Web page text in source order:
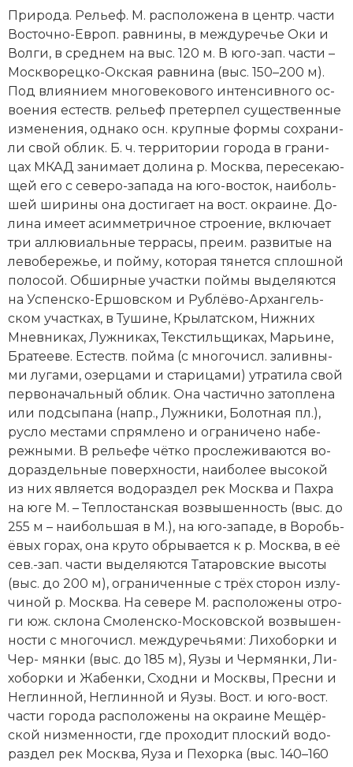
При­ро­да. Рель­еф. М. рас­по­ло­же­на в центр. час­ти
Вос­точ­но-Ев­роп. рав­ни­ны, в ме­ж­ду­ре­чье Оки и
Вол­ги, в сред­нем на выс. 120 м. В юго-зап. ча­сти –
Мос­кво­рец­ко-Окс­кая рав­ни­на (выс. 150–200 м).
Под влия­ни­ем мно­го­ве­ко­во­го ин­тен­сив­но­го ос­
вое­ния ес­теств. рель­еф пре­тер­пел су­ще­ст­вен­ные
из­ме­не­ния, од­на­ко осн. круп­ные фор­мы со­хра­ни­
ли свой об­лик. Б. ч. тер­ри­то­рии го­ро­да в гра­ни­
цах МКАД за­ни­ма­ет до­ли­на р. Мо­ск­ва, пе­ре­се­каю­
щей его с се­ве­ро-за­па­да на юго-вос­ток, наи­боль­
шей ши­ри­ны она до­с­ти­га­ет на вост. ок­раи­не. До­
ли­на име­ет асим­мет­рич­ное строе­ние, вклю­ча­ет
три ал­лю­ви­аль­ные тер­ра­сы, пре­им. раз­ви­тые на
ле­во­бе­ре­жье, и пой­му, ко­то­рая тя­нет­ся сплош­ной
по­ло­сой. Об­шир­ные уча­ст­ки пой­мы вы­де­ля­ют­ся
на Ус­пен­ско-Ер­шов­ском и Руб­лё­во-Ар­хан­гель­
ском участ­ках, в Ту­ши­не, Кры­лат­ском, Ниж­них
Мнев­ни­ках, Луж­ни­ках, Тек­стиль­щи­ках, Марь­и­не,
Бра­тее­ве. Ес­теств. пой­ма (с мно­го­числ. за­лив­ны­
ми лу­га­ми, озер­ца­ми и ста­ри­ца­ми) ут­ра­ти­ла свой
пер­во­на­чаль­ный об­лик. Она час­тич­но за­то­п­ле­на
или под­сы­па­на (напр., Луж­ни­ки, Бо­лот­ная пл.),
рус­ло мес­та­ми спрям­ле­но и ог­ра­ни­че­но на­бе­
реж­ны­ми. В рель­е­фе чёт­ко про­сле­жи­ва­ют­ся во­
до­раз­дель­ные по­верх­но­сти, наи­бо­лее вы­со­кой
из них яв­ля­ет­ся во­до­раз­дел рек Мо­ск­ва и Пах­ра
на юге М. – Те­п­ло­стан­ская воз­вы­шен­ность (выс. до
255 м – наи­боль­шая в М.), на юго-за­па­де, в Во­робь­
ё­вых го­рах, она кру­то об­ры­ва­ет­ся к р. Мо­ск­ва, в её
сев.-зап. час­ти вы­де­ля­ют­ся Та­та­ров­ские вы­со­ты
(выс. до 200 м), ог­ра­ни­чен­ные с трёх сто­рон из­лу­
чи­ной р. Мо­ск­ва. На се­ве­ре М. рас­по­ло­же­ны от­ро­
ги юж. скло­на Смо­лен­ско-Мо­с­ков­ской воз­вы­шен­
но­сти с мно­го­числ. ме­ж­ду­речь­я­ми: Ли­хо­бор­ки и
Чер- мян­ки (выс. до 185 м), Яу­зы и Чер­мян­ки, Ли­
хо­бор­ки и Жа­бен­ки, Сход­ни и Мо­ск­вы, Пре­сни и
Не­глин­ной, Не­глин­ной и Яу­зы. Вост. и юго-вост.
час­ти го­ро­да рас­по­ло­же­ны на ок­раи­не Ме­щёр­
ской низ­мен­но­сти, где про­хо­дит пло­ский во­до­
раз­дел рек Мо­ск­ва, Яу­за и Пе­хор­ка (выс. 140–160